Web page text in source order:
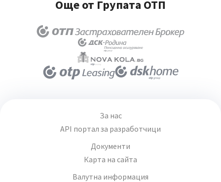
Още от Групата ОТП
За нас
API портал за разработчици
Документи
Карта на сайта
Валутна информация